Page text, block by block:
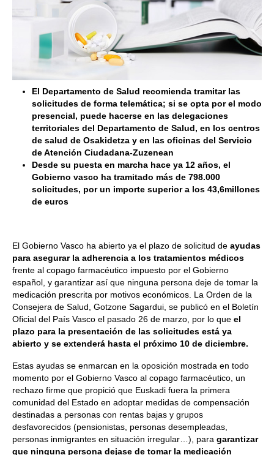
El Departamento de Salud recomienda tramitar las
solicitudes de forma telemática; si se opta por el modo
presencial, puede hacerse en las delegaciones
territoriales del Departamento de Salud, en los centros
de salud de Osakidetza y en las oficinas del Servicio
de Atención Ciudadana-Zuzenean
Desde su puesta en marcha hace ya 12 años, el
Gobierno vasco ha tramitado más de 798.000
solicitudes, por un importe superior a los 43,6millones
de euros
El Gobierno Vasco ha abierto ya el plazo de solicitud de ayudas
para asegurar la adherencia a los tratamientos médicos
frente al copago farmacéutico impuesto por el Gobierno
español, y garantizar así que ninguna persona deje de tomar la
medicación prescrita por motivos económicos. La Orden de la
Consejera de Salud, Gotzone Sagardui, se publicó en el Boletín
Oficial del País Vasco el pasado 26 de marzo, por lo que el
plazo para la presentación de las solicitudes está ya
abierto y se extenderá hasta el próximo 10 de diciembre.
Estas ayudas se enmarcan en la oposición mostrada en todo
momento por el Gobierno Vasco al copago farmacéutico, un
rechazo firme que propició que Euskadi fuera la primera
comunidad del Estado en adoptar medidas de compensación
destinadas a personas con rentas bajas y grupos
desfavorecidos (pensionistas, personas desempleadas,
personas inmigrantes en situación irregular…), para garantizar
que ninguna persona dejase de tomar la medicación